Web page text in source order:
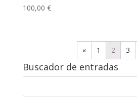
100,00 €
« 1 2 3
Buscador de entradas